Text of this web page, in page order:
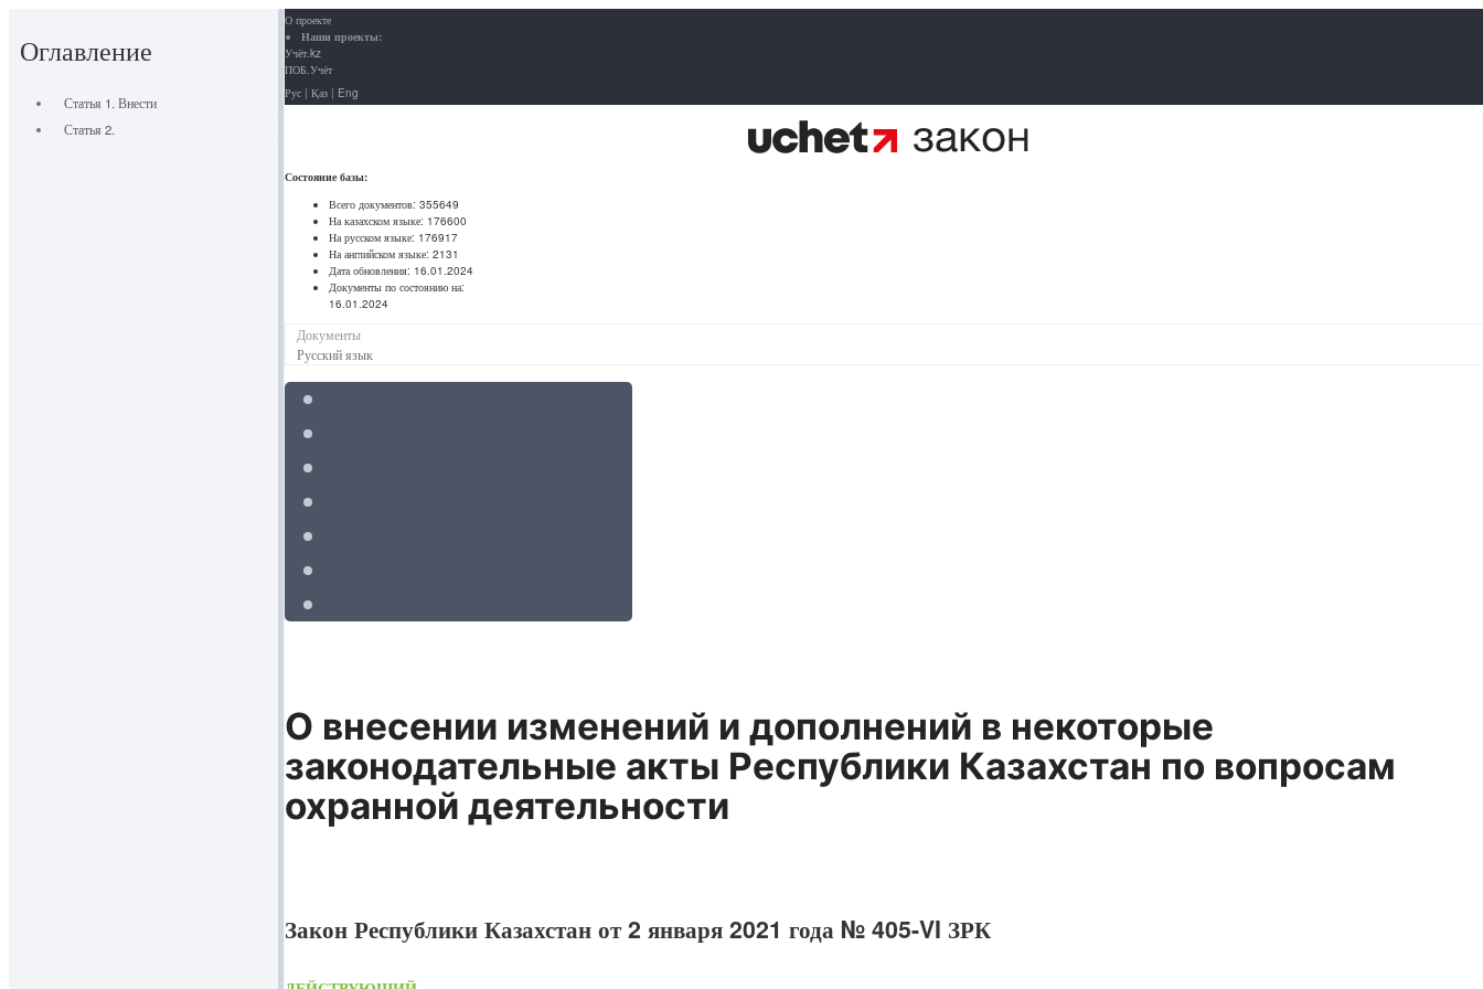
Оглавление
Статья 1. Внести
Статья 2.
О проекте
Наши проекты:
Учёт.kz
ПОБ.Учёт
Рус | Қаз | Eng
Состояние базы:
Всего документов: 355649
На казахском языке: 176600
На русском языке: 176917
На английском языке: 2131
Дата обновления: 16.01.2024
Документы по состоянию на:
16.01.2024
Документы
Русский язык
О внесении изменений и дополнений в некоторые
законодательные акты Республики Казахстан по вопросам
охранной деятельности
Закон Республики Казахстан от 2 января 2021 года № 405-VI ЗРК